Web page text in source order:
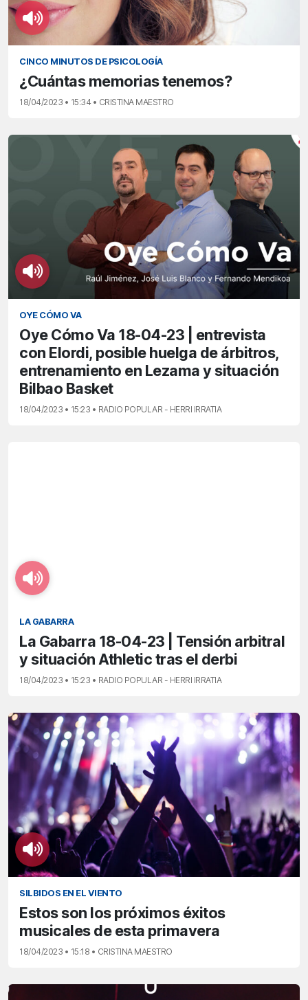
CINCO MINUTOS DE PSICOLOGÍA
¿Cuántas memorias tenemos?
18/04/2023 • 15:34 • CRISTINA MAESTRO
OYE CÓMO VA
Oye Cómo Va 18-04-23 | entrevista
con Elordi, posible huelga de árbitros,
entrenamiento en Lezama y situación
Bilbao Basket
18/04/2023 • 15:23 • RADIO POPULAR - HERRI IRRATIA
LA GABARRA
La Gabarra 18-04-23 | Tensión arbitral
y situación Athletic tras el derbi
18/04/2023 • 15:23 • RADIO POPULAR - HERRI IRRATIA
SILBIDOS EN EL VIENTO
Estos son los próximos éxitos
musicales de esta primavera
18/04/2023 • 15:18 • CRISTINA MAESTRO